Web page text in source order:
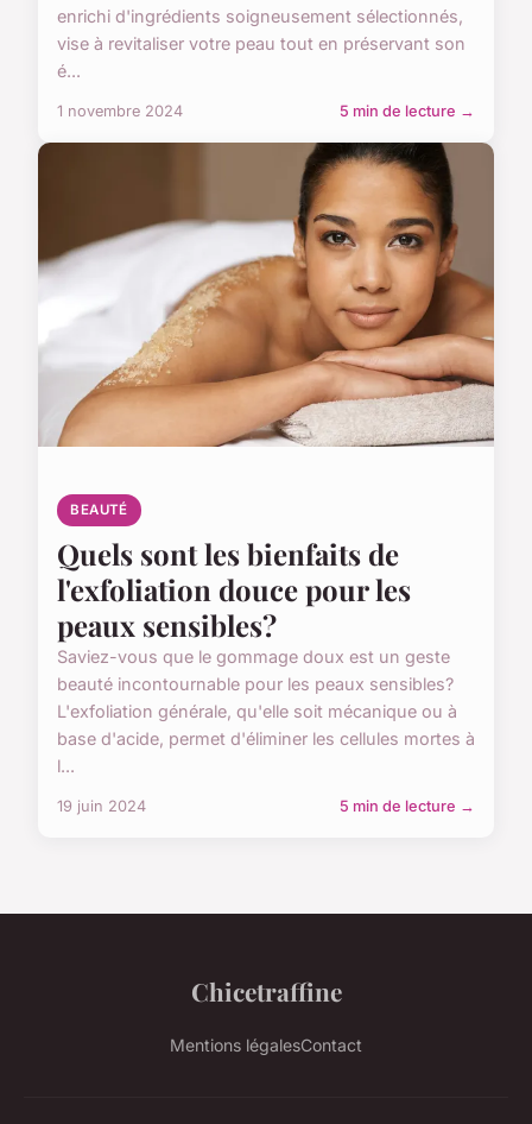
enrichi d'ingrédients soigneusement sélectionnés,
vise à revitaliser votre peau tout en préservant son
é...
1 novembre 2024 5 min de lecture →
BEAUTÉ
Quels sont les bienfaits de
l'exfoliation douce pour les
peaux sensibles?
Saviez-vous que le gommage doux est un geste
beauté incontournable pour les peaux sensibles?
L'exfoliation générale, qu'elle soit mécanique ou à
base d'acide, permet d'éliminer les cellules mortes à
l...
19 juin 2024 5 min de lecture →
Chicetraffine
Mentions légalesContact